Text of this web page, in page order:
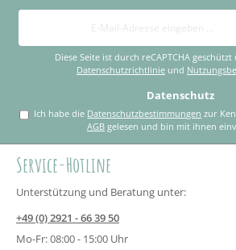
E-
Adresse
Diese Seite ist durch reCAPTCHA
Datenschutzrichtlinie und
Datenschutz
Ich habe die Datenschutzbestimmungen
AGB gelesen und bin mit ihnen
Service-Hotline
Unterstützung und Beratung unter:
+49 (0) 2921 - 66 39 50
Mo-Fr: 08:00 - 15:00 Uhr